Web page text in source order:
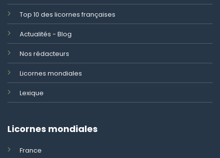
Top 10 des licornes françaises
Actualités - Blog
Nos rédacteurs
Licornes mondiales
Lexique
Licornes mondiales
France